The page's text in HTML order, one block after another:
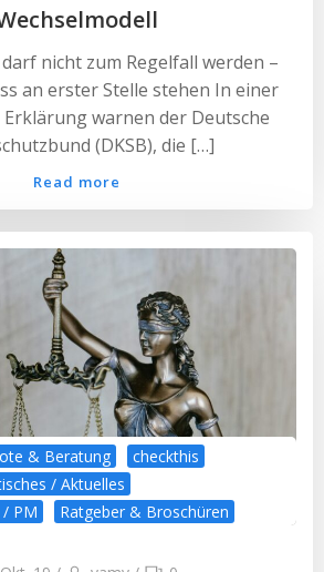
nicht zum Regelfall werden –
an erster Stelle stehen In einer
warnen der Deutsche
(DKSB), die […]
Read more
& Beratung
checkthis
/ Aktuelles
PM
Ratgeber & Broschüren